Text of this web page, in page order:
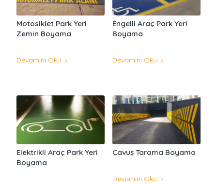
Motosiklet Park Yeri
Zemin Boyama
Devamını Oku
Engelli Araç Park Yeri
Boyama
Devamını Oku
Elektrikli Araç Park Yeri
Boyama
Çavuş Tarama Boyama
Devamını Oku